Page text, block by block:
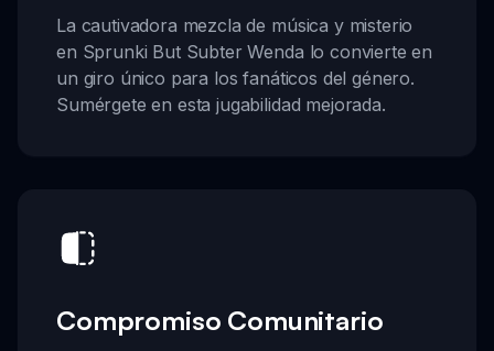
La cautivadora mezcla de música y misterio
en Sprunki But Subter Wenda lo convierte en
un giro único para los fanáticos del género.
Sumérgete en esta jugabilidad mejorada.
Compromiso Comunitario